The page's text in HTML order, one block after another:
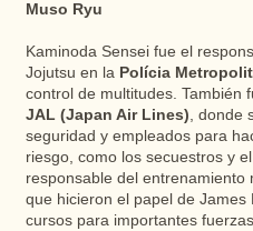
Muso Ryu
Kaminoda Sensei fue el
Jojutsu en la Polícia
control de multitudes. También
JAL (Japan Air Lines), donde
seguridad y empleados para
riesgo, como los secuestros y
responsable del entrenamiento
que hicieron el papel de James
cursos para importantes